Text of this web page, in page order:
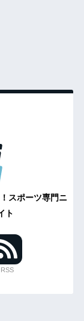
スポーツ専門ニ
ト
RSS